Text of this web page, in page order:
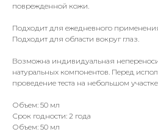
поврежденной кожи.
Подходит для ежедневного
Подходит для области вокруг глаз.
Возможна индивидуальная
натуральных компонентов. Перед
проведение теста на небольшом
Объем: 50 мл
Срок годности: 2 года
Объем: 50 мл